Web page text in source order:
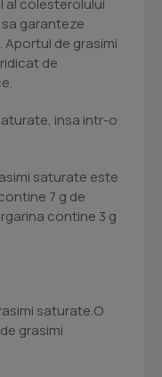
al colesterolului
garanteze
de grasimi
de
insa intr-o
saturate este
7 g de
contine 3 g
saturate.O
grasimi